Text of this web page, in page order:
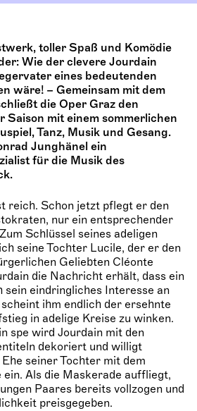
toller Spaß und Komödie
Wie der clevere Jourdain
eines bedeutenden
wäre! – Gemeinsam mit dem
die Oper Graz den
Saison mit einem sommerlichen
Tanz, Musik und Gesang.
Junghänel ein
für die Musik des
reich. Schon jetzt pflegt er den
nur ein entsprechender
Schlüssel seines adeligen
seine Tochter Lucile, der er den
Geliebten Cléonte
die Nachricht erhält, dass ein
eindringliches Interesse an
ihm endlich der ersehnte
in adelige Kreise zu winken.
spe wird Jourdain mit den
dekoriert und willigt
seiner Tochter mit dem
Als die Maskerade auffliegt,
Paares bereits vollzogen und
preisgegeben.